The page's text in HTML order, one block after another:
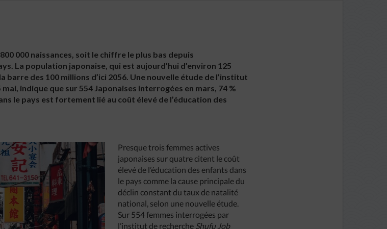
000 naissances, soit le chiffre le plus bas depuis
La population japonaise, qui est aujourd’hui d’environ 125
barre des 100 millions d’ici 2056. Une nouvelle étude de l’institut
indique que sur 554 Japonaises interrogées en mars, 74 %
le pays est fortement lié au coût élevé de l’éducation des
Presque trois femmes actives
japonaises sur quatre citent le coût
élevé de l’éducation des enfants dans
le pays comme la cause principale du
déclin constant du taux de natalité
national, selon une nouvelle étude.
Sur 554 femmes interrogées par
l’institut de recherche Shufu Job